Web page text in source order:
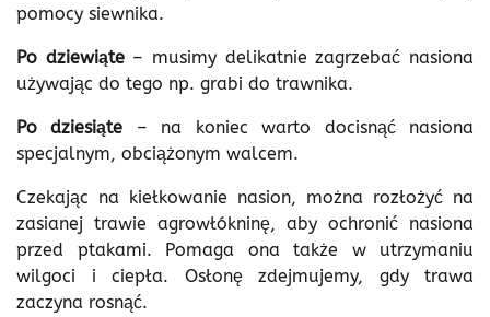
pomocy siewnika.
Po dziewiąte– musimy delikatnie zagrzebać nasiona
używając do tego np. grabi do trawnika.
Po dziesiąte – na koniec warto docisnąć nasiona
specjalnym, obciążonym walcem.
Czekając na kiełkowanie nasion, można rozłożyć na
zasianej trawie agrowłókninę, aby ochronić nasiona
przed ptakami. Pomaga ona także w utrzymaniu
wilgoci i ciepła. Osłonę zdejmujemy, gdy trawa
zaczyna rosnąć.